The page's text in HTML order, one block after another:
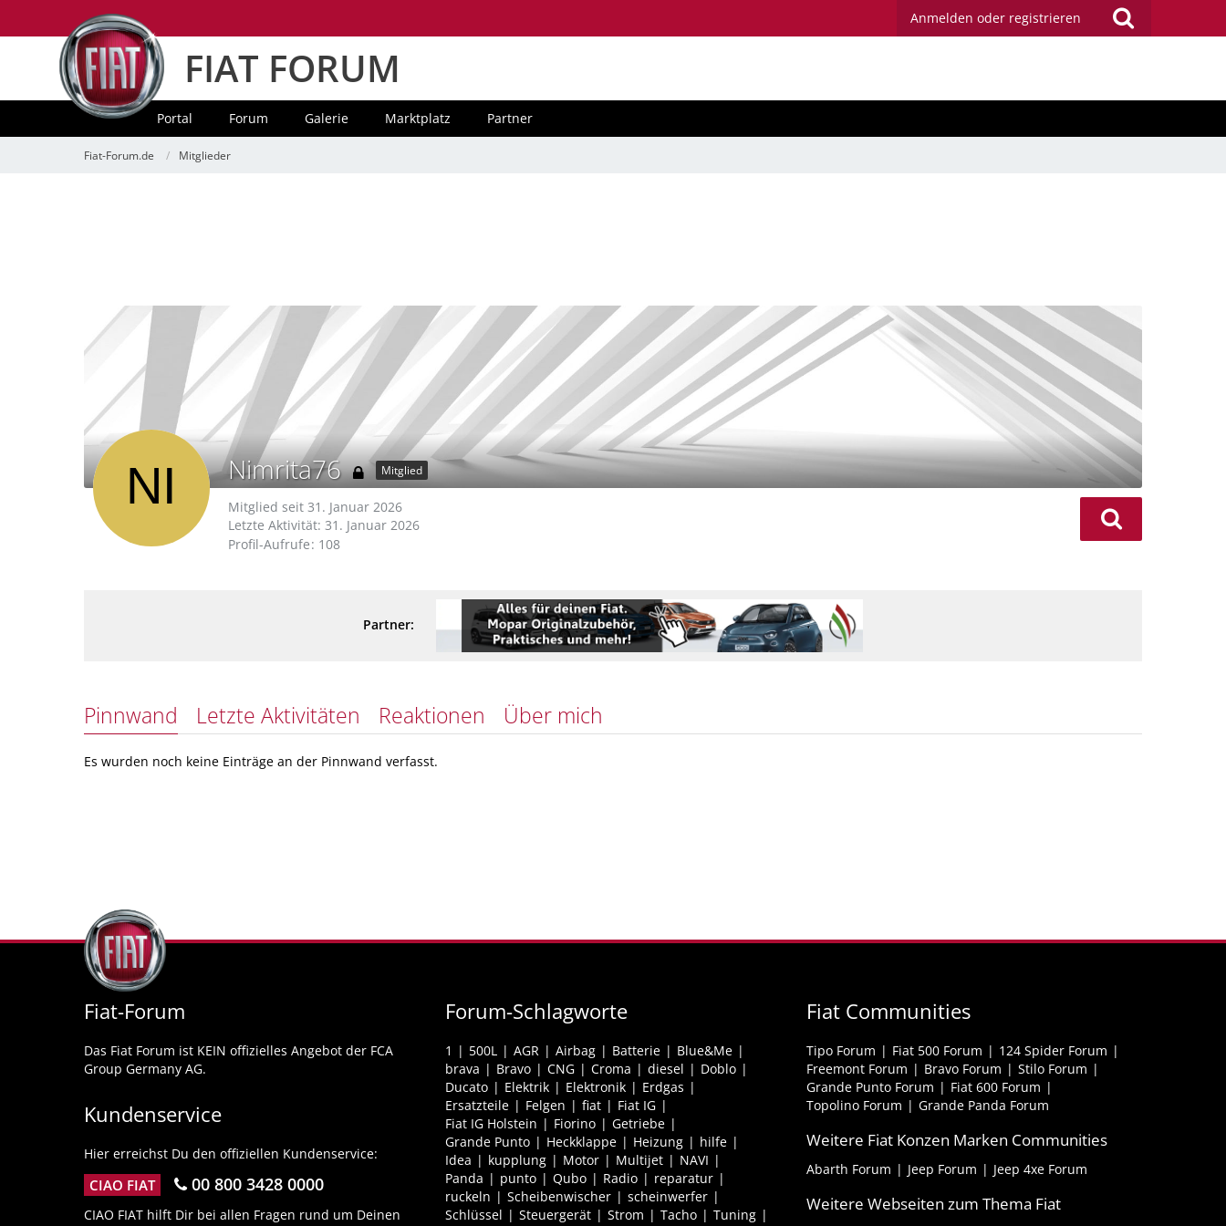
Anmelden oder registrieren
FIAT FORUM
Portal Forum Galerie Marktplatz Partner
Fiat-Forum.de Mitglieder
Nimrita76 Mitglied
Mitglied seit 31. Januar 2026
Letzte Aktivität: 31. Januar 2026
Profil-Aufrufe 108
Partner:
Pinnwand Letzte Aktivitäten Reaktionen Über mich
Es wurden noch keine Einträge an der Pinnwand verfasst.
Fiat-Forum
Das Fiat Forum ist KEIN offizielles Angebot der FCA
Group Germany AG.
Kundenservice
Hier erreichst Du den offiziellen Kundenservice:
CIAO FIAT 00 800 3428 0000
CIAO FIAT hilft Dir bei allen Fragen rund um Deinen
Forum-Schlagworte
1 500L AGR Airbag Batterie
Blue&Me
brava
Bravo CNG Croma diesel
Doblo
Ducato
Elektrik Elektronik
Erdgas
Ersatzteile
Felgen fiat
Fiat IG
Fiat IG Holstein
Fiorino
Getriebe
Grande Punto
Heckklappe Heizung
hilfe
Idea
kupplung Motor Multijet
NAVI
Panda
punto Qubo Radio
reparatur
ruckeln
Scheibenwischer
scheinwerfer
Schlüssel
Steuergerät Strom Tacho
Tuning
Fiat Communities
Tipo Forum Fiat 500 Forum
124 Spider Forum
Freemont Forum
Bravo Forum
Stilo Forum
Grande Punto Forum
Fiat 600 Forum
Topolino Forum
Grande Panda Forum
Weitere Fiat Konzen Marken Communities
Abarth Forum Jeep Forum Jeep 4xe Forum
Weitere Webseiten zum Thema Fiat